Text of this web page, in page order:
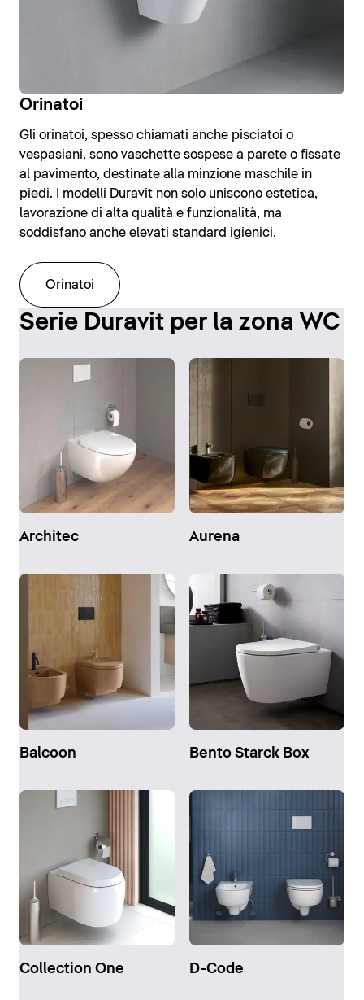
Orinatoi
Gli orinatoi, spesso chiamati anche pisciatoi o
vespasiani, sono vaschette sospese a parete o fissate
al pavimento, destinate alla minzione maschile in
piedi. I modelli Duravit non solo uniscono estetica,
lavorazione di alta qualità e funzionalità, ma
soddisfano anche elevati standard igienici.
Orinatoi
Serie Duravit per la zona WC
Architec Aurena
Balcoon Bento Starck Box
Collection One D-Code